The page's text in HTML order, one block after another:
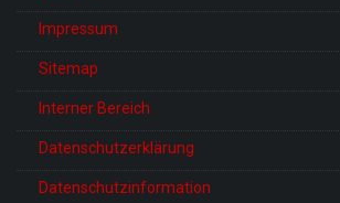
Impressum
Sitemap
Interner Bereich
Datenschutzerklärung
Datenschutzinformation